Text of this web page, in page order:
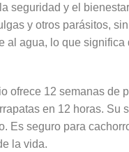
seguridad y el
y otros parásitos,
al agua, lo que
ofrece 12 semanas
en 12 horas. Su
Es seguro para
la vida.